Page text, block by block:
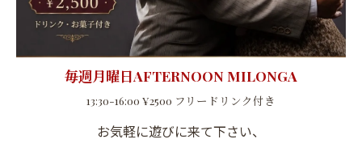
毎週月曜日AFTERNOON MILONGA
13:30-16:00 ¥2500 フリードリンク付き
お気軽に遊びに来て下さい、